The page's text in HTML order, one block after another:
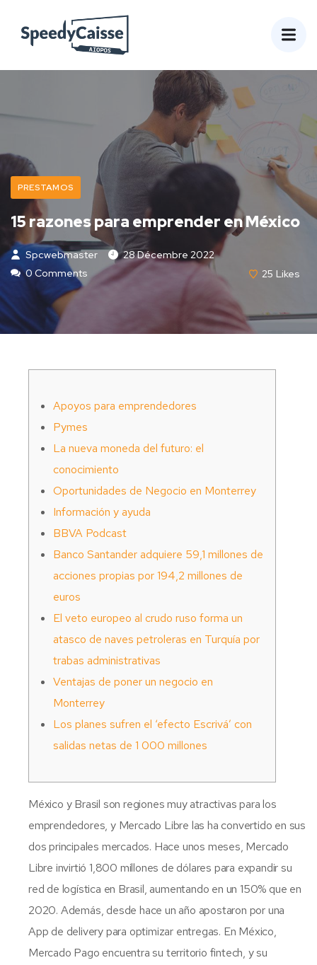
PRESTAMOS
15 razones para emprender en México
Spcwebmaster
28 Décembre 2022
0 Comments
25 Likes
Apoyos para emprendedores
Pymes
La nueva moneda del futuro: el
conocimiento
Oportunidades de Negocio en Monterrey
Información y ayuda
BBVA Podcast
Banco Santander adquiere 59,1 millones de
acciones propias por 194,2 millones de
euros
El veto europeo al crudo ruso forma un
atasco de naves petroleras en Turquía por
trabas administrativas
Ventajas de poner un negocio en
Monterrey
Los planes sufren el ‘efecto Escrivá’ con
salidas netas de 1 000 millones
México y Brasil son regiones muy atractivas para los
emprendedores, y Mercado Libre las ha convertido en sus
dos principales mercados. Hace unos meses, Mercado
Libre invirtió 1,800 millones de dólares para expandir su
red de logística en Brasil, aumentando en un 150% que en
2020. Además, desde hace un año apostaron por una
App de delivery para optimizar entregas. En México,
Mercado Pago encuentra su territorio fintech, y su